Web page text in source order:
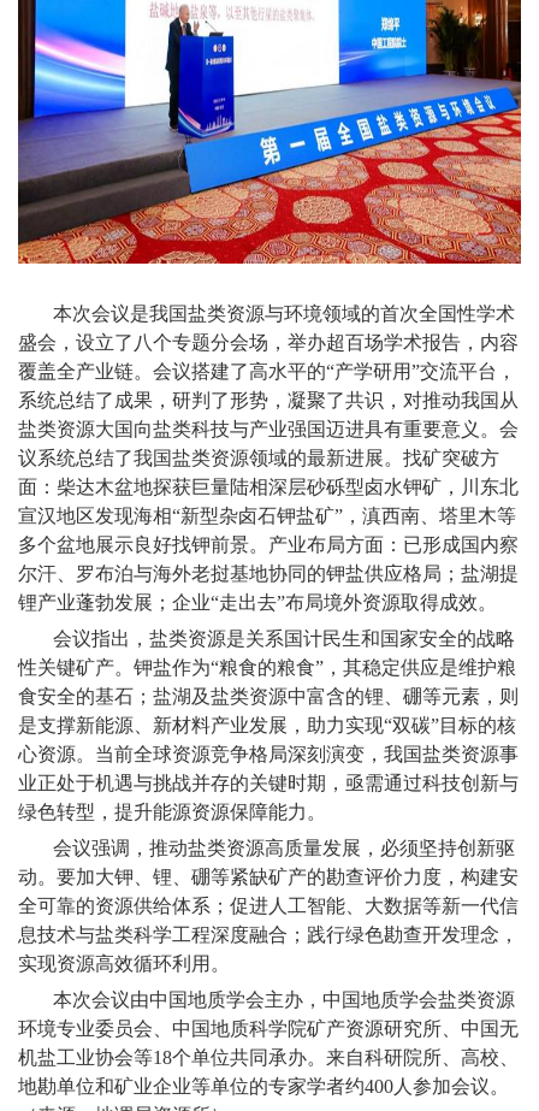
本次会议是我国盐类资源与环境领域的首次全国性学术
盛会，设立了八个专题分会场，举办超百场学术报告，内容
覆盖全产业链。会议搭建了高水平的“产学研用”交流平台，
系统总结了成果，研判了形势，凝聚了共识，对推动我国从
盐类资源大国向盐类科技与产业强国迈进具有重要意义。会
议系统总结了我国盐类资源领域的最新进展。找矿突破方
面：柴达木盆地探获巨量陆相深层砂砾型卤水钾矿，川东北
宣汉地区发现海相“新型杂卤石钾盐矿”，滇西南、塔里木等
多个盆地展示良好找钾前景。产业布局方面：已形成国内察
尔汗、罗布泊与海外老挝基地协同的钾盐供应格局；盐湖提
锂产业蓬勃发展；企业“走出去”布局境外资源取得成效。
会议指出，盐类资源是关系国计民生和国家安全的战略
性关键矿产。钾盐作为“粮食的粮食”，其稳定供应是维护粮
食安全的基石；盐湖及盐类资源中富含的锂、硼等元素，则
是支撑新能源、新材料产业发展，助力实现“双碳”目标的核
心资源。当前全球资源竞争格局深刻演变，我国盐类资源事
业正处于机遇与挑战并存的关键时期，亟需通过科技创新与
绿色转型，提升能源资源保障能力。
会议强调，推动盐类资源高质量发展，必须坚持创新驱
动。要加大钾、锂、硼等紧缺矿产的勘查评价力度，构建安
全可靠的资源供给体系；促进人工智能、大数据等新一代信
息技术与盐类科学工程深度融合；践行绿色勘查开发理念，
实现资源高效循环利用。
本次会议由中国地质学会主办，中国地质学会盐类资源
环境专业委员会、中国地质科学院矿产资源研究所、中国无
机盐工业协会等18个单位共同承办。来自科研院所、 高校
地勘单位和矿业企业等单位的专家学者约400 人参加会议。